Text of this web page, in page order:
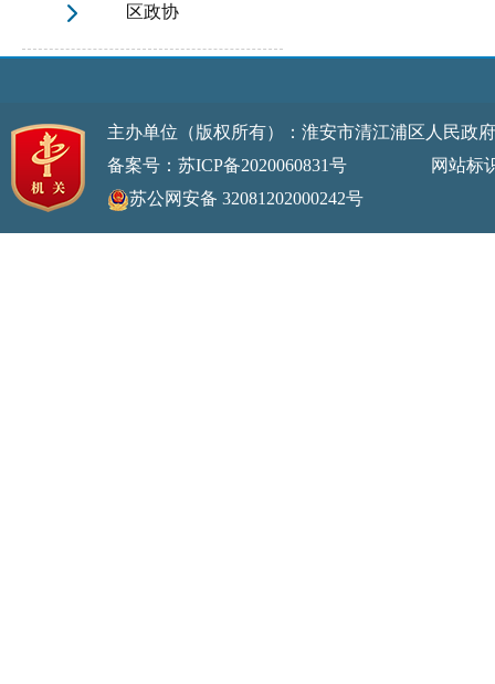
区政协
主办单位（版权所有）：淮安市清江浦区人民
备案号：苏ICP备2020060831号
网站标识码
苏公网安备 32081202000242号